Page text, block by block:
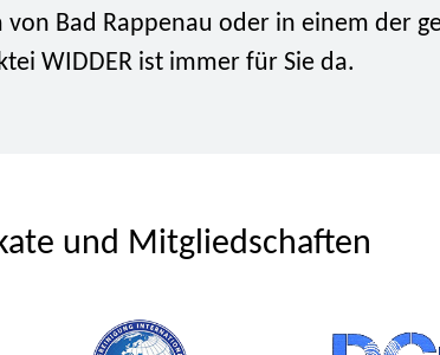
Bad Rappenau oder in einem der
WIDDER ist immer für Sie da.
und Mitgliedschaften